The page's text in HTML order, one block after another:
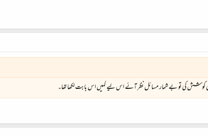
کی کوشش کی تو بے شمار مسائل نظر آئے اس لیے کہیں اس بابت لکھا تھا۔